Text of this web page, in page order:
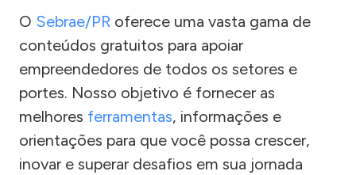
O Sebrae/PR oferece uma vasta gama de
conteúdos gratuitos para apoiar
empreendedores de todos os setores e
portes. Nosso objetivo é fornecer as
melhores ferramentas, informações e
orientações para que você possa crescer,
inovar e superar desafios em sua jornada